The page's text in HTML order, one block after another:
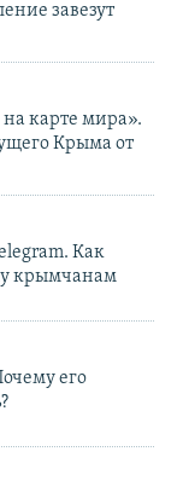
завезут
на карте мира».
Крыма от
Как
крымчанам
его